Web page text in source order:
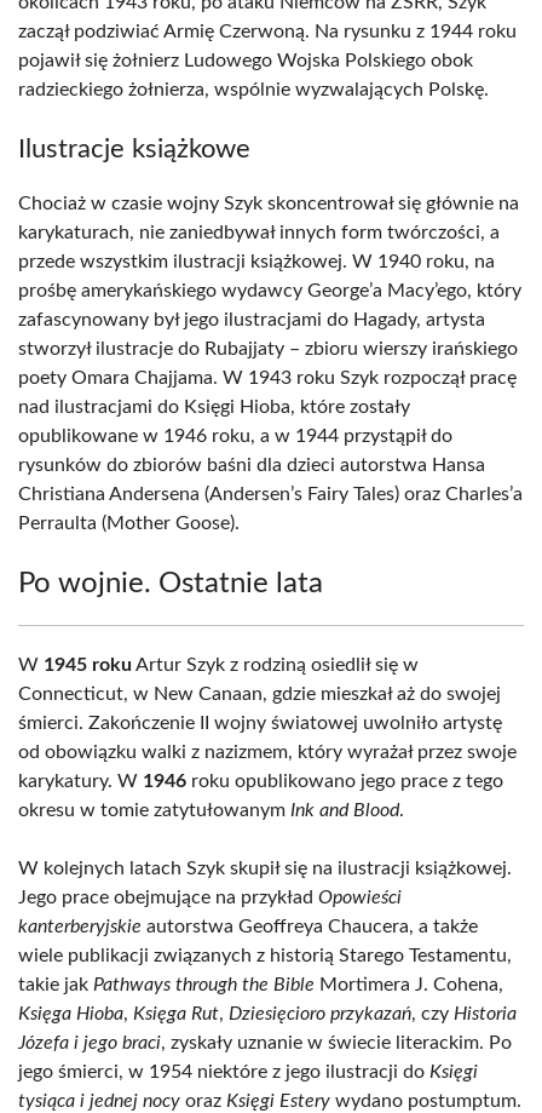
zaczął podziwiać Armię Czerwoną. Na rysunku z 1944 roku
pojawił się żołnierz Ludowego Wojska Polskiego obok
radzieckiego żołnierza, wspólnie wyzwalających Polskę.
Ilustracje książkowe
Chociaż w czasie wojny Szyk skoncentrował się głównie na
karykaturach, nie zaniedbywał innych form twórczości, a
przede wszystkim ilustracji książkowej. W 1940 roku, na
prośbę amerykańskiego wydawcy George’a Macy’ego, który
zafascynowany był jego ilustracjami do Hagady, artysta
stworzył ilustracje do Rubajjaty – zbioru wierszy irańskiego
poety Omara Chajjama. W 1943 roku Szyk rozpoczął pracę
nad ilustracjami do Księgi Hioba, które zostały
opublikowane w 1946 roku, a w 1944 przystąpił do
rysunków do zbiorów baśni dla dzieci autorstwa Hansa
Christiana Andersena (Andersen’s Fairy Tales) oraz Charles’a
Perraulta (Mother Goose).
Po wojnie. Ostatnie lata
W 1945 roku Artur Szyk z rodziną osiedlił się w
Connecticut, w New Canaan, gdzie mieszkał aż do swojej
śmierci. Zakończenie II wojny światowej uwolniło artystę
od obowiązku walki z nazizmem, który wyrażał przez swoje
karykatury. W 1946 roku opublikowano jego prace z tego
okresu w tomie zatytułowanym Ink and Blood.
W kolejnych latach Szyk skupił się na ilustracji książkowej.
Jego prace obejmujące na przykład Opowieści
kanterberyjskie autorstwa Geoffreya Chaucera, a także
wiele publikacji związanych z historią Starego Testamentu,
takie jak Pathways through the Bible Mortimera J. Cohena,
Księga Hioba, Księga Rut, Dziesięcioro przykazań, czy Historia
Józefa i jego braci, zyskały uznanie w świecie literackim. Po
jego śmierci, w 1954 niektóre z jego ilustracji do Księgi
tysiąca i jednej nocy oraz Księgi Estery wydano postumptum.